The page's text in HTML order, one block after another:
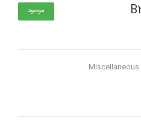
موجود
Miscellaneous